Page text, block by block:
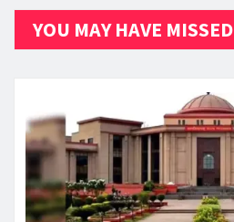
YOU MAY HAVE MISSED